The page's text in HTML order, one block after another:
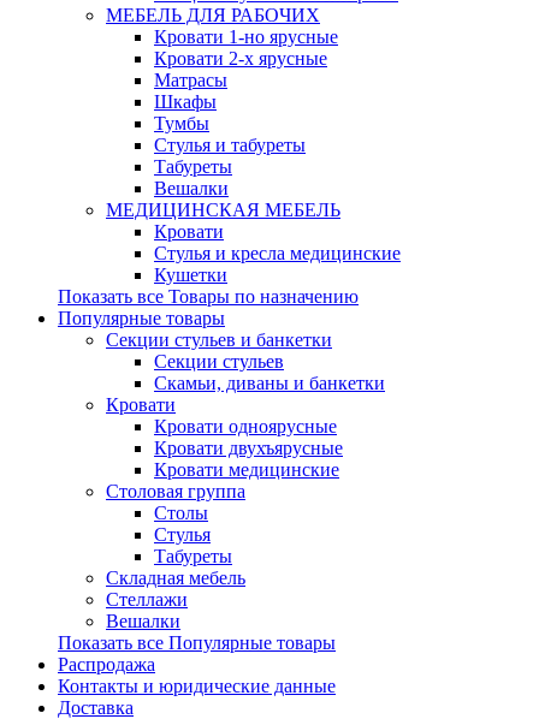
МЕБЕЛЬ ДЛЯ РАБОЧИХ
Кровати 1-но ярусные
Кровати 2-х ярусные
Матрасы
Шкафы
Тумбы
Стулья и табуреты
Табуреты
Вешалки
МЕДИЦИНСКАЯ МЕБЕЛЬ
Кровати
Стулья и кресла медицинские
Кушетки
Показать все Товары по назначению
Популярные товары
Секции стульев и банкетки
Секции стульев
Скамьи, диваны и банкетки
Кровати
Кровати одноярусные
Кровати двухъярусные
Кровати медицинские
Столовая группа
Столы
Стулья
Табуреты
Складная мебель
Стеллажи
Вешалки
Показать все Популярные товары
Распродажа
Контакты и юридические данные
Доставка